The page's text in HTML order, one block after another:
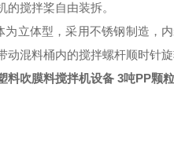
的搅拌桨自由装拆。
为立体型，采用不锈钢制造，
动混料桶内的搅拌螺杆顺时针
料吹膜料搅拌机设备 3吨PP颗